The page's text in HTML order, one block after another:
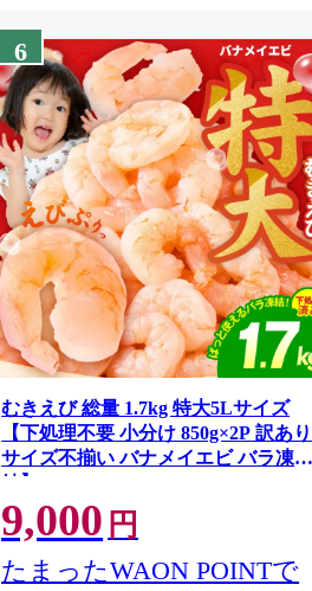
6
むきえび 総量 1.7kg 特大5Lサイズ
【下処理不要 小分け 850g×2P 訳あり
サイズ不揃い バナメイエビ バラ凍
結】 G4142
9,000 円
たまったWAON POINTで